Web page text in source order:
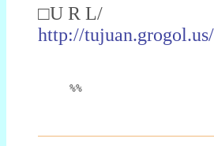
□U R L/
http://
%%